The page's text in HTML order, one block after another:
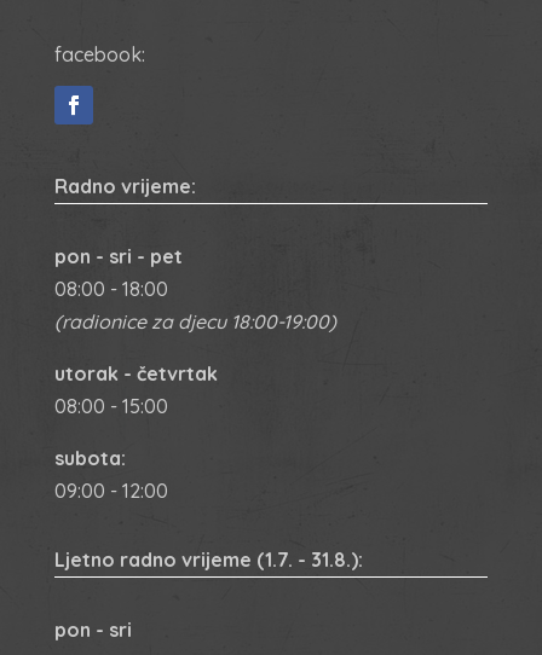
facebook:
Radno vrijeme:
pon - sri - pet
08:00 - 18:00
(radionice za djecu 18:00-19:00)
utorak - četvrtak
08:00 - 15:00
subota:
09:00 - 12:00
Ljetno radno vrijeme (1.7. - 31.8.):
pon - sri